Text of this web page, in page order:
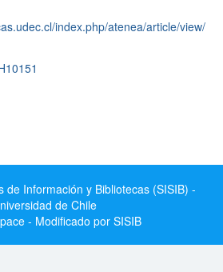
index.php/atenea/article/view/
de Información y Bibliotecas (SISIB) -
de Chile
- Modificado por SISIB